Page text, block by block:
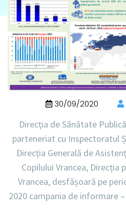
30/09/2020
Direcţia de Sănătate
parteneriat cu Inspectoratul
Direcția Generală de
Copilului Vrancea, Direcția
Vrancea, desfășoară pe
2020campania de informare